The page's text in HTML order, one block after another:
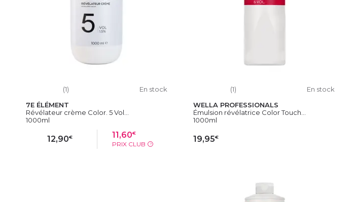
(1)
En stock
7E ÉLÉMENT
Révélateur crème Color. 5 Vol...
1000ml
12,90€ 11,60€
PRIX CLUB ?
(1)
En stock
WELLA PROFESSIONALS
Émulsion révélatrice Color Touch...
1000ml
19,95€